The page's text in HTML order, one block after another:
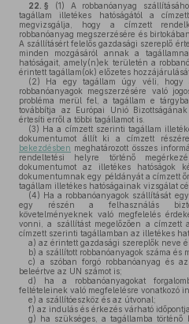
22. § (1) A robbanóanyag
tagállam illetékes hatóságától a
megvizsgálja, hogy a címzett
robbanóanyag megszerzésére és
A szállításért felelős gazdasági szereplő
minden mozgásáról annak a
hatóságait, amely(n)ek területén a
érintett tagállam(ok) előzetes
(2) Ha egy tagállam úgy véli, hogy
robbanóanyagok megszerzésére való
probléma merül fel, a tagállam e
továbbítja az Európai Unió
értesíti erről a többi tagállamot is.
(3) Ha a címzett szerinti tagállam
dokumentumot állít ki a címzett
bekezdésben meghatározott összes
rendeltetési helyre történő
dokumentumot az illetékes hatóságok
dokumentumnak egy példányát a címzett
tagállam illetékes hatóságainak vizsgálat
(4) Ha a robbanóanyagok szállítását
egy részén a felhasználás
követelményeknek való megfelelés
vonni, a szállítást megelőzően a címzett
címzett szerinti tagállamban az illetékes
a) az érintett gazdasági szereplők neve
b) a szállított robbanóanyagok száma és
c) a szóban forgó robbanóanyag és
beleértve az UN számot is;
d) ha a robbanóanyagokat
feltételeinek való megfelelésre vonatkozó
e) a szállítóeszköz és az útvonal;
f) az indulás és érkezés várható
g) ha szükséges, a tagállamba